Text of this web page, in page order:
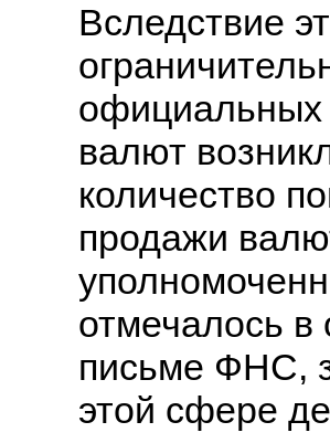
Вследствие
официальных
валют
количество
продажи
отмечалось
письме ФНС,
этой сфере